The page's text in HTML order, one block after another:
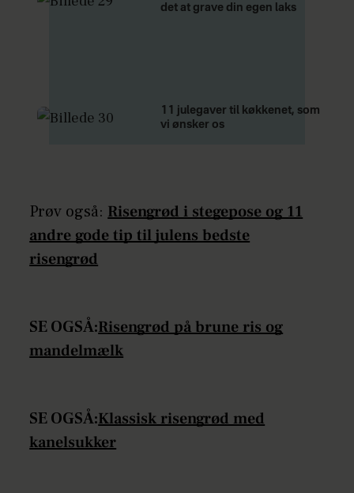
det at grave din egen laks
11 julegaver til køkkenet, som
vi ønsker os
Prøv også: Risengrød i stegepose og 11
andre gode tip til julens bedste
risengrød
SE OGSÅ:Risengrød på brune ris og
mandelmælk
SE OGSÅ:Klassisk risengrød med
kanelsukker